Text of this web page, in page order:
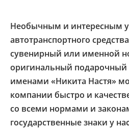
Необычным и интересным
автотранспортного
сувенирный или именной
оригинальный подарочный
именами «Никита Настя»
компании быстро и
со всеми нормами и
государственные знаки у